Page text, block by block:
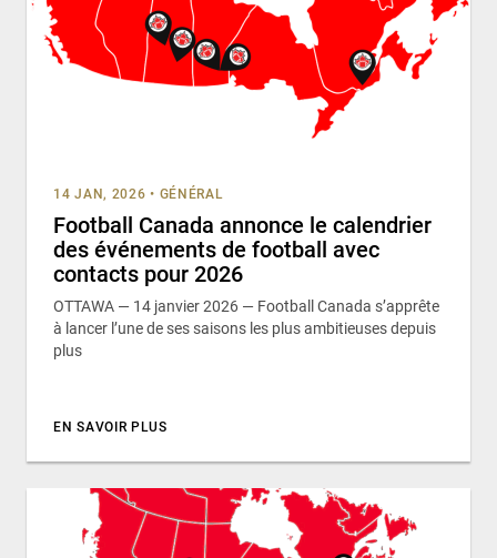
14 JAN, 2026 • GÉNÉRAL
Football Canada annonce le calendrier
des événements de football avec
contacts pour 2026
OTTAWA — 14 janvier 2026 — Football Canada s’apprête
à lancer l’une de ses saisons les plus ambitieuses depuis
plus
EN SAVOIR PLUS